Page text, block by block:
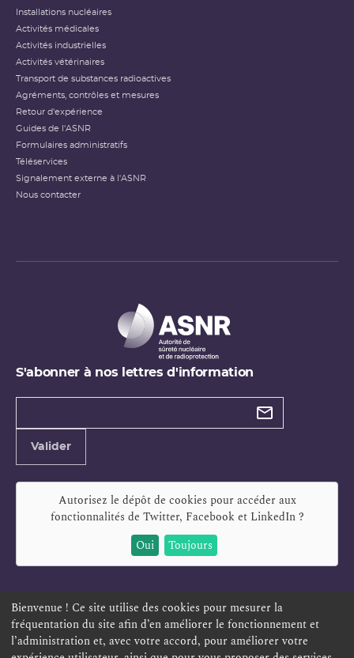
Installations nucléaires
Activités médicales
Activités industrielles
Activités vétérinaires
Transport de substances radioactives
Agréments, contrôles et mesures
Retour d'expérience
Guides de l'ASNR
Formulaires administratifs
Téléservices
Signalement externe à l'ASNR
Nous contacter
S'abonner à nos lettres d'information
Types de
Valider
Autorisez le dépôt de cookies pour accéder aux
fonctionnalités de Twitter, Facebook et LinkedIn?
Oui
Toujours
ESPACE PERSONNEL OFFRES D'EMPLOI SIGNALEMENT
TÉLÉSERVICES PLAN DU SITE
Bienvenue ! Ce site utilise des cookies pour mesurer la
fréquentation du site afin d’en améliorer le fonctionnement et
l’administration et, avec votre accord, pour améliorer votre